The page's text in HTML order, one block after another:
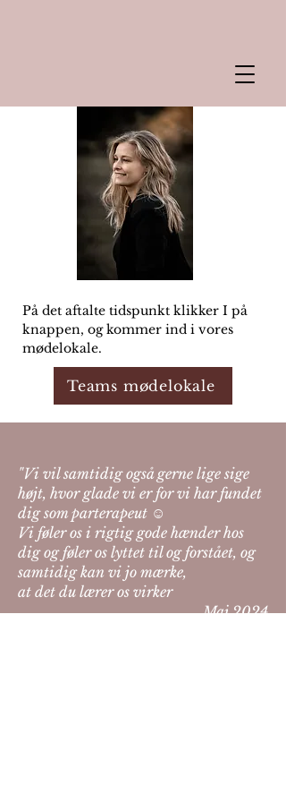
På det aftalte tidspunkt klikker I på
knappen, og kommer ind i vores
mødelokale.
Teams mødelokale
"Vi vil samtidig også gerne lige sige
højt, hvor glade vi er for vi har fundet
dig som parterapeut ☺️
Vi føler os i rigtig gode hænder hos
dig og føler os lyttet til og forstået, og
samtidig kan vi jo mærke,
at det du lærer os virker
Maj 2024